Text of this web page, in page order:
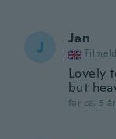
J Jan
Lovely
but
for ca. 5